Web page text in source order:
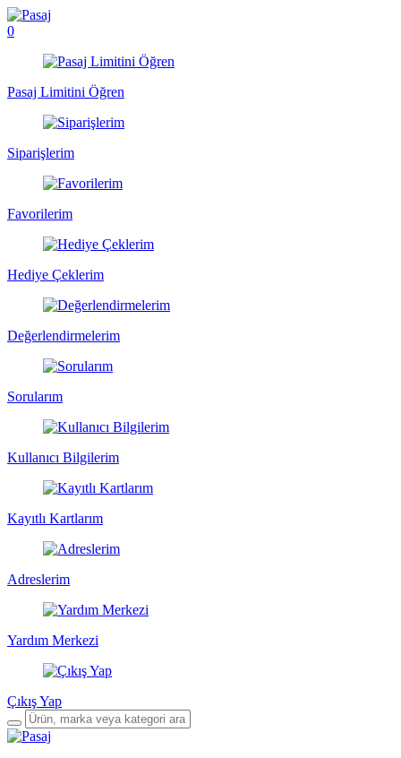
0
Pasaj Limitini Öğren
Siparişlerim
Favorilerim
Hediye Çeklerim
Değerlendirmelerim
Sorularım
Kullanıcı Bilgilerim
Kayıtlı Kartlarım
Adreslerim
Yardım Merkezi
Çıkış Yap